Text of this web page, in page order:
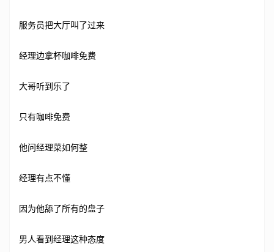
服务员把大厅叫了过来
经理边拿杯咖啡免费
大哥听到乐了
只有咖啡免费
他问经理菜如何整
经理有点不懂
因为他舔了所有的盘子
男人看到经理这种态度